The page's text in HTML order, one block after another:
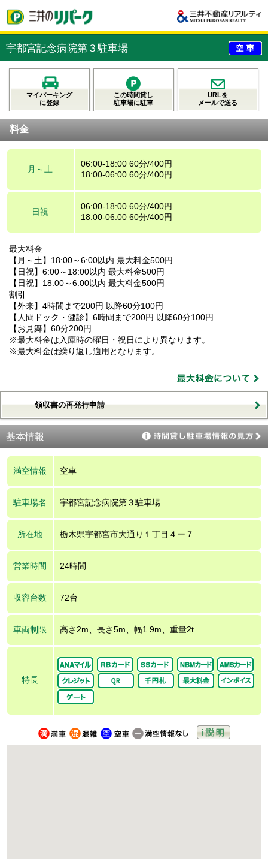
宇都宮記念病院第３駐車場
マイパーキング
に登録
この時間貸し
駐車場に駐車
URLを
メールで送る
料金
月～土
06:00-18:00 60分/400円
18:00-06:00 60分/400円
日祝
06:00-18:00 60分/400円
18:00-06:00 60分/400円
最大料金
【月～土】18:00～6:00以内 最大料金500円
【日祝】6:00～18:00以内 最大料金500円
【日祝】18:00～6:00以内 最大料金500円
割引
【外来】4時間まで200円 以降60分100円
【人間ドック・健診】6時間まで200円 以降60分100円
【お見舞】60分200円
※最大料金は入庫時の曜日・祝日により異なります。
※最大料金は繰り返し適用となります。
領収書の再発行申請
基本情報
満空情報 空車
駐車場名 宇都宮記念病院第３駐車場
所在地 栃木県宇都宮市大通り１丁目４ー７
営業時間 24時間
収容台数 72台
車両制限 高さ2m、長さ5m、幅1.9m、重量2t
特長